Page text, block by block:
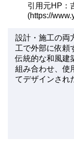
引用元HP：
(https://
設計・施工の両
工で外部に依頼
伝統的な和風建
組み合わせ、 使
てデザインされ